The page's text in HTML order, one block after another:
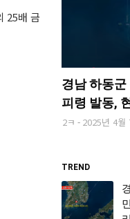
25배 금
경남 하동
피령 발동,
2ㅋ 2025년 4월
TREND